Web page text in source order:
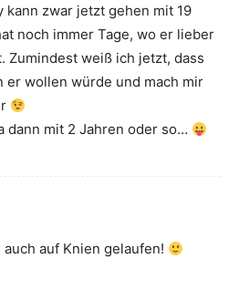
kann zwar jetzt gehen mit 19
noch immer Tage, wo er lieber
Zumindest weiß ich jetzt, dass
er wollen würde und mach mir
dann mit 2 Jahren oder so…
auf Knien gelaufen!